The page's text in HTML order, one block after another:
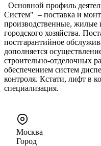
Основной профиль
Систем" – поставка и
производственные, жилые
городского хозяйства.
постгарантийное
дополняется
строительно-отделочных
обеспечением систем
контроля. Кстати, лифт в
специализация.
Москва
Город